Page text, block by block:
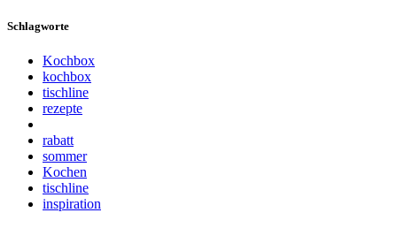
Schlagworte
Kochbox
kochbox
tischline
rezepte
rabatt
sommer
Kochen
tischline
inspiration